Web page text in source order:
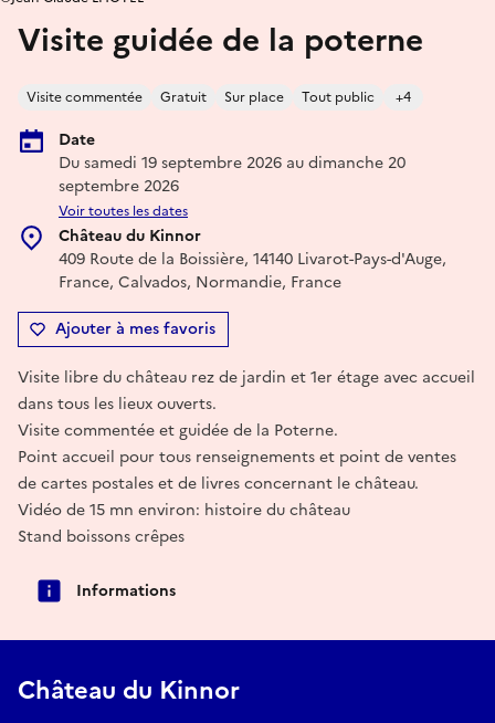
Visite guidée de la poterne
Visite commentée Gratuit Sur place Tout public +4
Date
Du samedi 19 septembre 2026 au dimanche 20
septembre 2026
Voir toutes les dates
Château du Kinnor
409 Route de la Boissière, 14140 Livarot-Pays-d'Auge,
France, Calvados, Normandie, France
Ajouter à mes favoris
Visite libre du château rez de jardin et 1er étage avec accueil
dans tous les lieux ouverts.
Visite commentée et guidée de la Poterne.
Point accueil pour tous renseignements et point de ventes
de cartes postales et de livres concernant le château.
Vidéo de 15 mn environ: histoire du château
Stand boissons crêpes
Informations
Château du Kinnor